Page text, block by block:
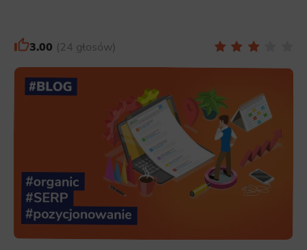
3.00 24 głosów